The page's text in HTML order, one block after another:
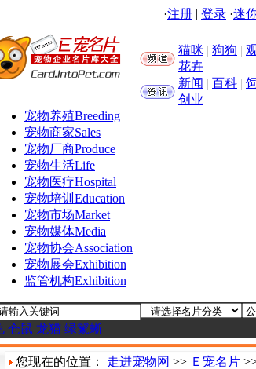
·注册 | 登录 ·迷
猫咪 | 狗狗 |
花卉
新闻 | 百科 |
创业
宠物养殖Breeding
宠物商家Sales
宠物厂商Produce
宠物生活Life
宠物医疗Hospital
宠物培训 Education
宠物市场Market
宠物媒体Media
宠物协会Association
宠物展会Exhibition
监管机构Exhibition
仓鼠 龙猫 绿鬣蜥
您现在的位置： 走进宠物网 >> Ｅ宠名片